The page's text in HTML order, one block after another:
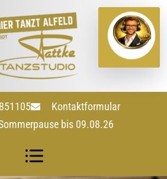
Kontaktformular
bis 09.08.26